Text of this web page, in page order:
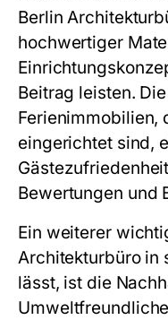
Berlin
hochwertiger
Beitrag leisten.
Ferienimmobilien,
eingerichtet sind,
Bewertungen und
Ein weiterer
Architekturbüro in
lässt, ist die